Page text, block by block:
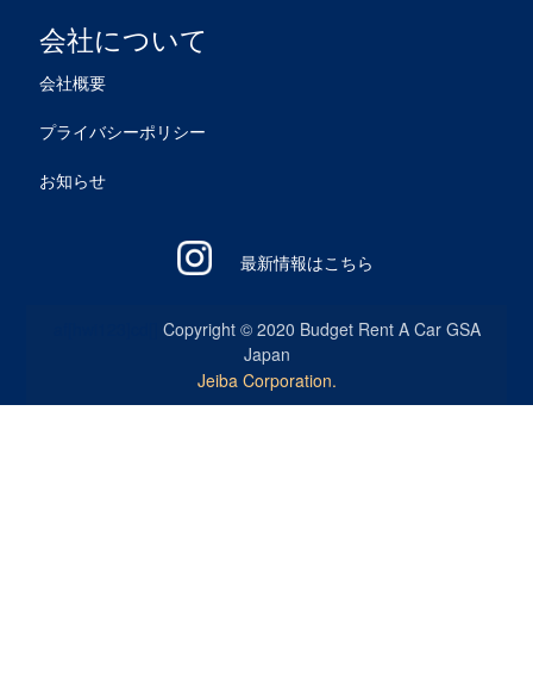
会社について
会社概要
プライバシーポリシー
お知らせ
最新情報はこちら
Copyright © 2020 Budget Rent A Car GSA
Japan
Jeiba Corporation.